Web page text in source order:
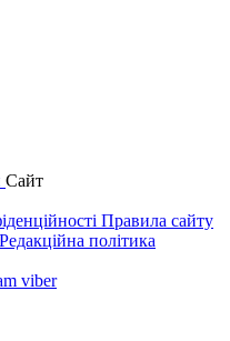
Сайт
Правила сайту
Редакційна політика
viber